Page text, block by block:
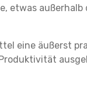
etwas
eine äußerst